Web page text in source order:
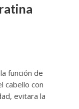
función de
cabello con
evitara la